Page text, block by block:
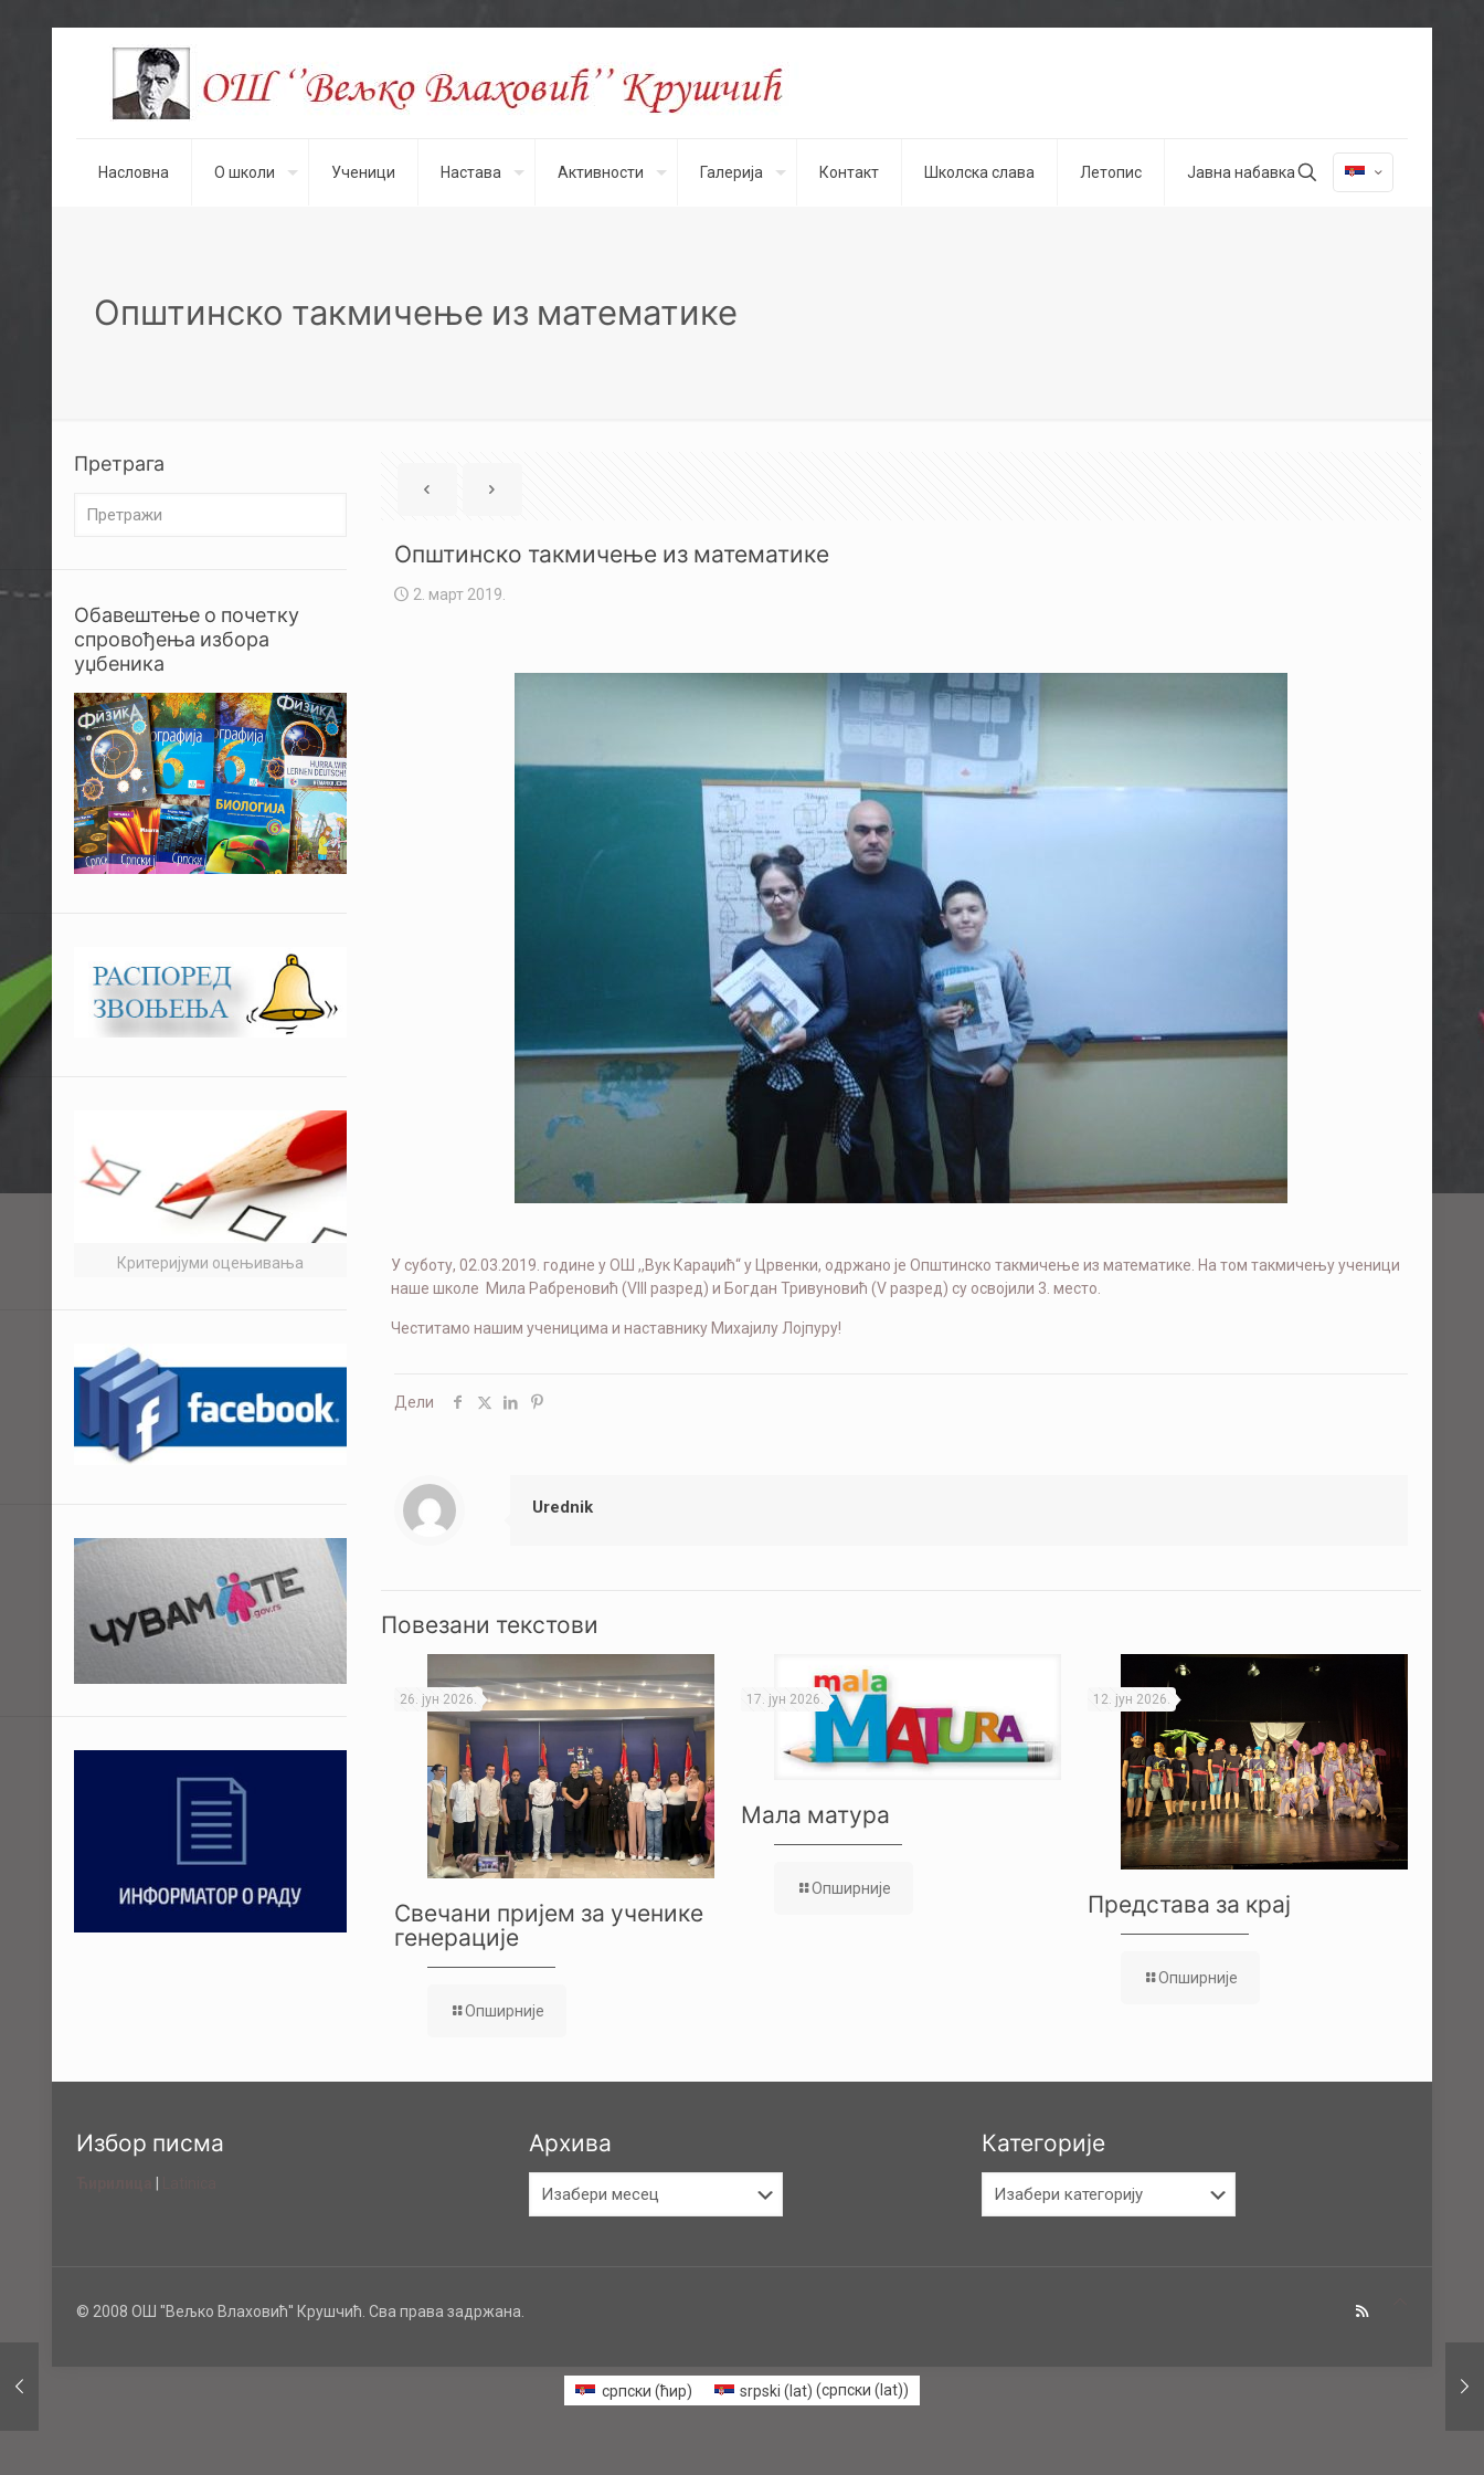
Насловна О школи Ученици Настава Активности Галерија Контакт Школска слава Летопис Јавна набавка
Општинско такмичење из математике
Општинско такмичење из математике
2. март 2019.
У суботу, 02.03.2019. године у ОШ ,,Вук Караџић“ у Црвенки, одржано је Општинско такмичење из математике. На том такмичењу ученици
наше школе Мила Рабреновић (VIII разред) и Богдан Тривуновић (V разред) су освојили 3. место.
Честитамо нашим ученицима и наставнику Михајилу Лојпуру!
Дели
Urednik
Повезани текстови
26. јун 2026.
Свечани пријем за ученике
генерације
Опширније
17. јун 2026.
Мала матура
Опширније
12. јун 2026.
Представа за крај
Опширније
Претрага
Обавештење о почетку
спровођења избора
уџбеника
Критеријуми оцењивања
Избор писма Архива
Архива
Категорије
Категорије
© 2008 ОШ ''Вељко Влаховић'' Крушчић. Сва права задржана.
српски (ћир) srpski (lat) (српски (lat))